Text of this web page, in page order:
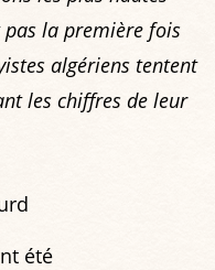
la première fois
algériens tentent
les chiffres de leur
été